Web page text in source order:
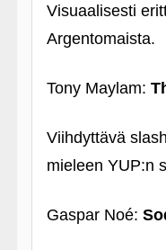
Visuaalisesti
Argentomaista.
Tony Maylam:
Viihdyttävä
mieleen YUP:n
Gaspar Noé: